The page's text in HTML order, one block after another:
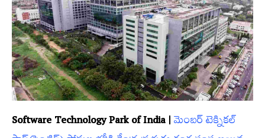
Software Technology Park of India |మెంబర్‌ టెక్నికల్‌